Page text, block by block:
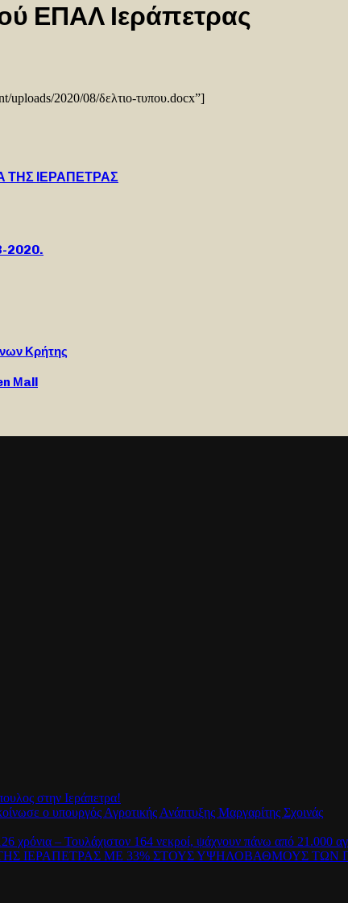
ΕΠΑΛ Ιεράπετρας
2020/08/δελτιο-τυπου.docx”]
ΤΗΣ ΙΕΡΑΠΕΤΡΑΣ
2020.
Κρήτης
Μall
στην Ιεράπετρα!
ο υπουργός Αγροτικής Ανάπτυξης Μαργαρίτης Σχοινάς
χρόνια – Τουλάχιστον 164 νεκροί, ψάχνουν πάνω από 21.000
ΙΕΡΑΠΕΤΡΑΣ ΜΕ 33% ΣΤΟΥΣ ΥΨΗΛΟΒΑΘΜΟΥΣ